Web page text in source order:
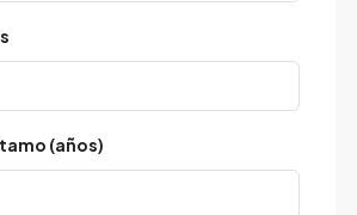
(años)